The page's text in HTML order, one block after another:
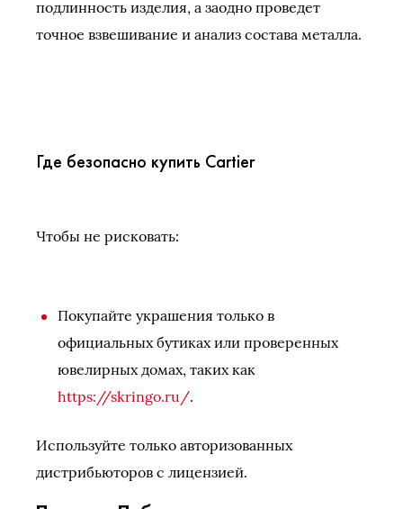
подлинность изделия, а заодно проведет
точное взвешивание и анализ состава металла.
Где безопасно купить Cartier
Чтобы не рисковать:
Покупайте украшения только в
официальных бутиках или проверенных
ювелирных домах, таких как
https://skringo.ru/.
Используйте только авторизованных
дистрибьюторов с лицензией.